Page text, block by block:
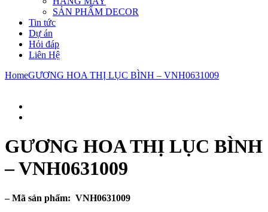
SẢN PHẨM DECOR
Tin tức
Dự án
Hỏi đáp
Liên Hệ
HomeGƯƠNG HOA THỊ LỤC BÌNH – VNH0631009
GƯƠNG HOA THỊ LỤC BÌNH
– VNH0631009
– Mã sản phẩm: VNH0631009